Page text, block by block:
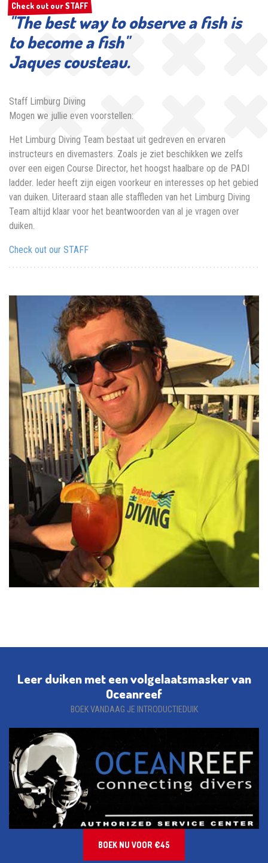
Check out our STAFF
Check out our STAFF
"The best way to observe a fish is
to become a fish"
Jaques cousteau.
Staff Limburg Diving
Mogen we jullie even voorstellen:
Het Limburg Diving Team bestaat uit gedreven en ervaren
instructeurs en divemasters. Zoals je ziet beschikken we zelfs
over een eigen Course Director, het hoogst haalbare op de PADI
ladder. Ieder heeft zijn eigen voorkeur en interesses op het gebied
van duiken. Uiteraard staan alle staffleden van het Limburg Diving
Team altijd klaar voor het beantwoorden van al je vragen over
duiken.
Check out our STAFF
Leer duiken met een volgelaatsmasker van
Oceanreef
BOEK VANDAAG JE INTRODUCTIEDUIK
BOEK NU VOOR €45